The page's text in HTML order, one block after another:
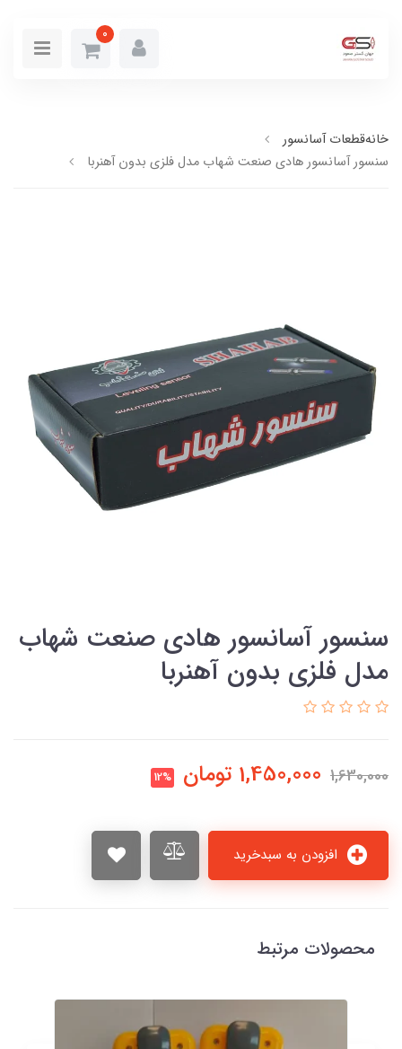
0
خانهقطعات آسانسور
سنسور آسانسور هادی صنعت شهاب مدل فلزی بدون آهنربا
سنسور آسانسور هادی صنعت شهاب
مدل فلزی بدون آهنربا
1,630,000
1,450,000 تومان 12%
محصولات مرتبط